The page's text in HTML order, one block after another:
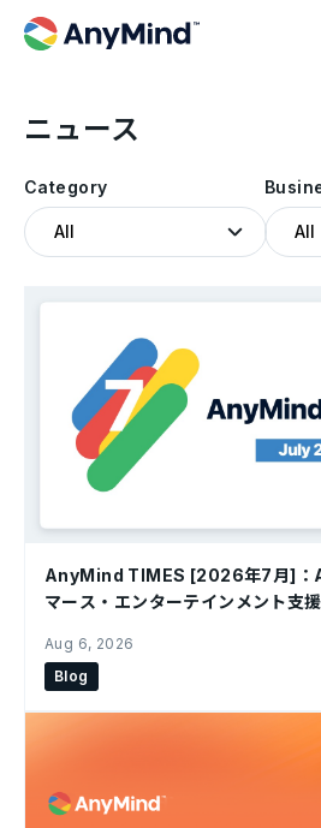
ニュース
Category
Blog
Aug 6, 2026
AnyMind TIMES [2026年7月]：
マース・エンターテインメント支